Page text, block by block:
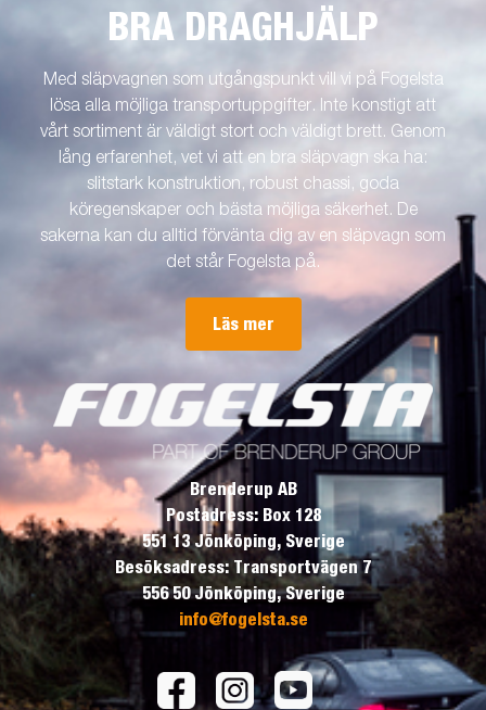
BRA DRAGHJÄLP
Med släpvagnen som utgångspunkt vill vi på Fogelsta
lösa alla möjliga transportuppgifter. Inte konstigt att
vårt sortiment är väldigt stort och väldigt brett. Genom
lång erfarenhet, vet vi att en bra släpvagn ska ha:
slitstark konstruktion, robust chassi, goda
köregenskaper och bästa möjliga säkerhet. De
sakerna kan du alltid förvänta dig av en släpvagn som
det står Fogelsta på.
Läs mer
Brenderup AB
Postadress: Box 128
551 13 Jönköping, Sverige
Besöksadress: Transportvägen 7
556 50 Jönköping, Sverige
info@fogelsta.se